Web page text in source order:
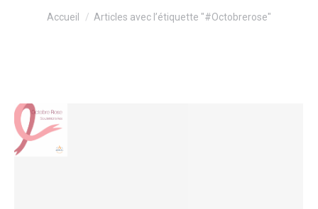
Vous êtes ici :
Accueil Articles avec l’étiquette "#Octobrerose"